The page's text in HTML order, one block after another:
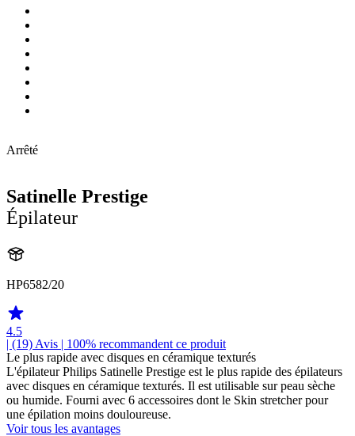
Arrêté
Satinelle Prestige
Épilateur
HP6582/20
4.5
| (19) Avis | 100% recommandent ce produit
Le plus rapide avec disques en céramique texturés
L'épilateur Philips Satinelle Prestige est le plus rapide des épilateurs
avec disques en céramique texturés. Il est utilisable sur peau sèche
ou humide. Fourni avec 6 accessoires dont le Skin stretcher pour
une épilation moins douloureuse.
Voir tous les avantages